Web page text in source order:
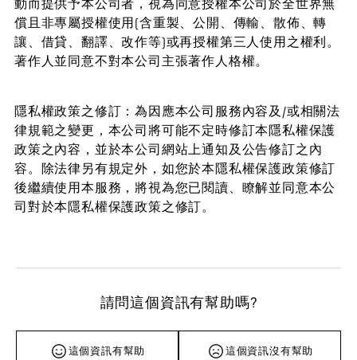
動而提供予本公司者，視為同意授權本公司於全世界無
償且非專屬授權使用(含重製、公開、傳輸、散佈、轉
讓、借貸、翻譯、改作等)或再授權第三人使用之權利。
著作人並同意不對本公司主張著作人格權。
隱私權政策之修訂：為因應本公司服務內容及/或相關法
律規範之變更，本公司將可能不定時修訂本隱私權保護
政策之內容，並於本公司網站上通知及公告修訂之內
容。除法律另有規定外，如您於本隱私權保護政策修訂
後繼續使用本服務，將視為您已閱讀、瞭解並同意本公
司對於本隱私權保護政策之修訂。
請問這個資訊有幫助嗎?
這個資訊有幫助 這個資訊沒有幫助